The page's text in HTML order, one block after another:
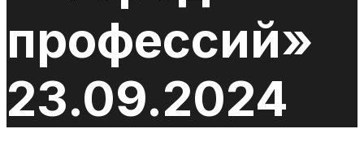
профессий»
23.09.2024